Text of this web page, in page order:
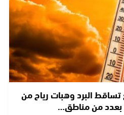
البرد وهبات رياح من
بعدد من مناطق…